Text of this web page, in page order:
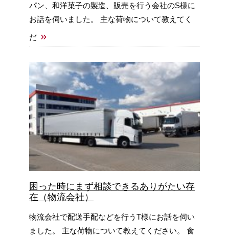
パン、和洋菓子の製造、販売を行う会社のS様に
お話を伺いました。 主な荷物について教えてく
だ »
困った時にまず相談できるありがたい存
在（物流会社）
物流会社で配送手配などを行うT様にお話を伺い
ました。 主な荷物について教えてください。 食